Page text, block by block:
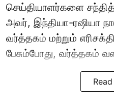
செய்தியாளர்களை
அவர், இந்தியா-ரஷியா
வர்த்தகம் மற்றும்
பேசும்போது, வர்த்தகம்